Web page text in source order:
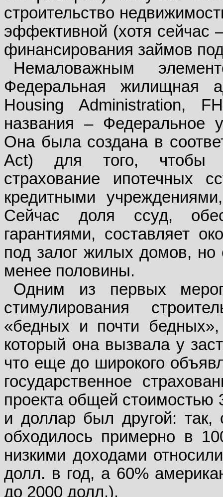
строительство
эффективной (хотя
финансирования займов
Немаловажным
Федеральная жилищная
Housing Administration,
названия – Федеральное
Она была создана в
Act) для того, чтобы
страхование ипотечных
кредитными
Сейчас доля ссуд,
гарантиями, составляет
под залог жилых домов,
менее половины.
Одним из первых
стимулирования
«бедных и почти
который она вызвала у
что еще до широкого
государственное
проекта общей стоимостью
и доллар был другой: так,
обходилось примерно в
низкими доходами
долл. в год, а 60%
до 2000 долл.).